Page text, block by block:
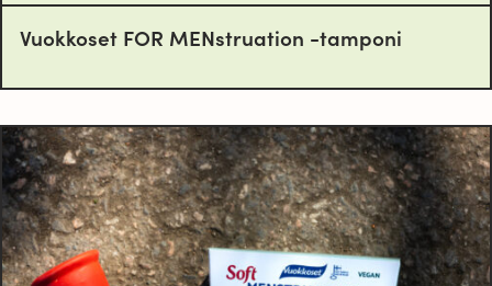
Vuokkoset FOR MENstruation -tamponi